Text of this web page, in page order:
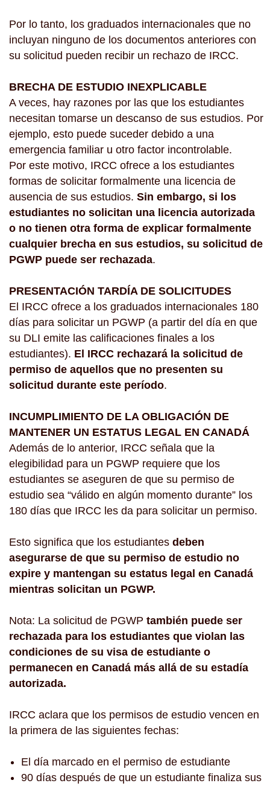
Por lo tanto, los graduados internacionales que no
incluyan ninguno de los documentos anteriores con
su solicitud pueden recibir un rechazo de IRCC.
BRECHA DE ESTUDIO INEXPLICABLE
A veces, hay razones por las que los estudiantes
necesitan tomarse un descanso de sus estudios. Por
ejemplo, esto puede suceder debido a una
emergencia familiar u otro factor incontrolable.
Por este motivo, IRCC ofrece a los estudiantes
formas de solicitar formalmente una licencia de
ausencia de sus estudios. Sin embargo, si los
estudiantes no solicitan una licencia autorizada
o no tienen otra forma de explicar formalmente
cualquier brecha en sus estudios, su solicitud de
PGWP puede ser rechazada.
PRESENTACIÓN TARDÍA DE SOLICITUDES
El IRCC ofrece a los graduados internacionales 180
días para solicitar un PGWP (a partir del día en que
su DLI emite las calificaciones finales a los
estudiantes). El IRCC rechazará la solicitud de
permiso de aquellos que no presenten su
solicitud durante este período.
INCUMPLIMIENTO DE LA OBLIGACIÓN DE
MANTENER UN ESTATUS LEGAL EN CANADÁ
Además de lo anterior, IRCC señala que la
elegibilidad para un PGWP requiere que los
estudiantes se aseguren de que su permiso de
estudio sea “válido en algún momento durante” los
180 días que IRCC les da para solicitar un permiso.
Esto significa que los estudiantes deben
asegurarse de que su permiso de estudio no
expire y mantengan su estatus legal en Canadá
mientras solicitan un PGWP.
Nota: La solicitud de PGWP también puede ser
rechazada para los estudiantes que violan las
condiciones de su visa de estudiante o
permanecen en Canadá más allá de su estadía
autorizada.
IRCC aclara que los permisos de estudio vencen en
la primera de las siguientes fechas:
El día marcado en el permiso de estudiante
90 días después de que un estudiante finaliza sus